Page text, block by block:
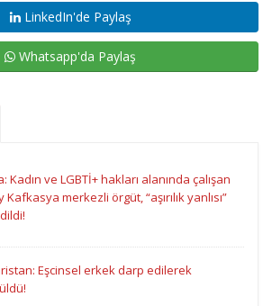
LinkedIn'de Paylaş
Whatsapp'da Paylaş
Kadın ve LGBTİ+ hakları alanında çalışan
Kafkasya merkezli örgüt, “aşırılık yanlısı”
Eşcinsel erkek darp edilerek